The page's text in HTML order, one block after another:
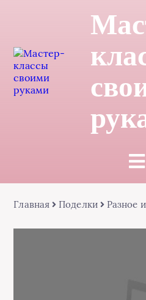
Главная Поделки Разное